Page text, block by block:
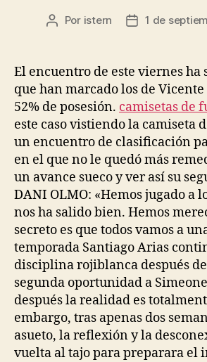
Autor
entrada
Por istern
Fecha
entrada
1 de
El encuentro de este viernes ha
que han marcado los de
52% de posesión. camisetas de
este caso vistiendo la camiseta
un encuentro de clasificación
en el que no le quedó más
un avance sueco y ver así su
DANI OLMO: «Hemos jugado a
nos ha salido bien. Hemos
secreto es que todos vamos a
temporada Santiago Arias
disciplina rojiblanca después
segunda oportunidad a
después la realidad es
embargo, tras apenas dos
asueto, la reflexión y la
vuelta al tajo para preparara el